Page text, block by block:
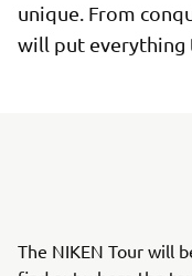
unique. From
will put everything
The NIKEN Tour will